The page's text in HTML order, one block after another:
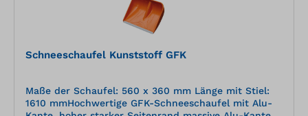
Schneeschaufel Kunststoff GFK
Maße der Schaufel: 560 x 360 mm Länge mit Stiel:
1610 mmHochwertige GFK-Schneeschaufel mit Alu-